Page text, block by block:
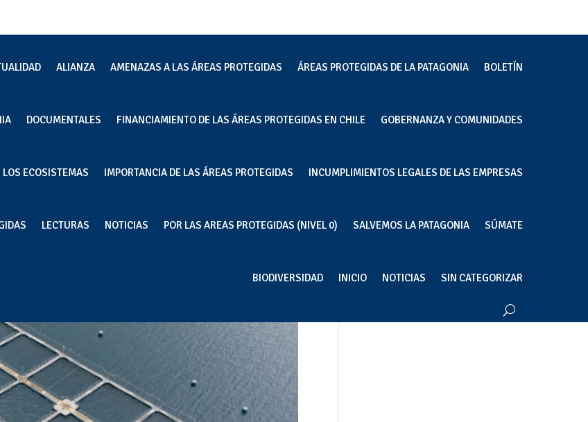
ALIANZA AMENAZAS A LAS ÁREAS PROTEGIDAS ÁREAS PROTEGIDAS DE LA PATAGONIA BOLETÍN
DOCUMENTALES FINANCIAMIENTO DE LAS ÁREAS PROTEGIDAS EN CHILE GOBERNANZA Y COMUNIDADES
LOS ECOSISTEMAS IMPORTANCIA DE LAS ÁREAS PROTEGIDAS INCUMPLIMIENTOS LEGALES DE LAS EMPRESAS
LECTURAS NOTICIAS POR LAS AREAS PROTEGIDAS (NIVEL 0) SALVEMOS LA PATAGONIA SÚMATE
BIODIVERSIDAD INICIO NOTICIAS SIN CATEGORIZAR
en la industria salmonera?